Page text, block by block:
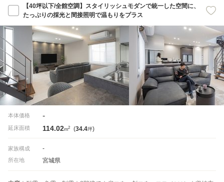
【40坪以下/全館空調】スタイリッシュモダンで統一した空間に、
たっぷりの採光と間接照明で温もりをプラス
本体価格 -
延床面積 114.02m2 (34.4坪)
家族構成 -
所在地 宮城県